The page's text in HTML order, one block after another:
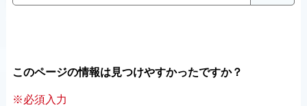
このページの情報は見つけやすかったですか？
※必須入力